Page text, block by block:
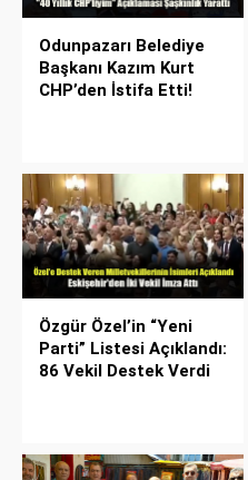
Odunpazarı Belediye
Başkanı Kazım Kurt
CHP’den İstifa Etti!
Özgür Özel’in “Yeni
Parti” Listesi Açıklandı:
86 Vekil Destek Verdi